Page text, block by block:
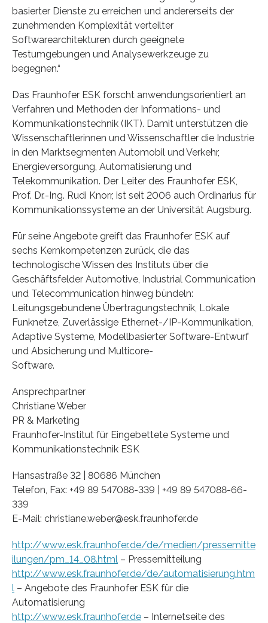
basierter Dienste zu erreichen und andererseits der
zunehmenden Komplexität verteilter
Softwarearchitekturen durch geeignete
Testumgebungen und Analysewerkzeuge zu
begegnen.“
Das Fraunhofer ESK forscht anwendungsorientiert an
Verfahren und Methoden der Informations- und
Kommunikationstechnik (IKT). Damit unterstützen die
Wissenschaftlerinnen und Wissenschaftler die Industrie
in den Marktsegmenten Automobil und Verkehr,
Energieversorgung, Automatisierung und
Telekommunikation. Der Leiter des Fraunhofer ESK,
Prof. Dr.-Ing. Rudi Knorr, ist seit 2006 auch Ordinarius für
Kommunikationssysteme an der Universität Augsburg.
Für seine Angebote greift das Fraunhofer ESK auf
sechs Kernkompetenzen zurück, die das
technologische Wissen des Instituts über die
Geschäftsfelder Automotive, Industrial Communication
und Telecommunication hinweg bündeln:
Leitungsgebundene Übertragungstechnik, Lokale
Funknetze, Zuverlässige Ethernet-/IP-Kommunikation,
Adaptive Systeme, Modellbasierter Software-Entwurf
und Absicherung und Multicore-
Software.
Ansprechpartner
Christiane Weber
PR & Marketing
Fraunhofer-Institut für Eingebettete Systeme und
Kommunikationstechnik ESK
Hansastraße 32 | 80686 München
Telefon, Fax: +49 89 547088-339 | +49 89 547088-66-
339
E-Mail: christiane.weber@esk.fraunhofer.de
http://www.esk.fraunhofer.de/de/medien/pressemitte
ilungen/pm_14_08.html – Pressemitteilung
http://www.esk.fraunhofer.de/de/automatisierung.htm
l – Angebote des Fraunhofer ESK für die
Automatisierung
http://www.esk.fraunhofer.de – Internetseite des